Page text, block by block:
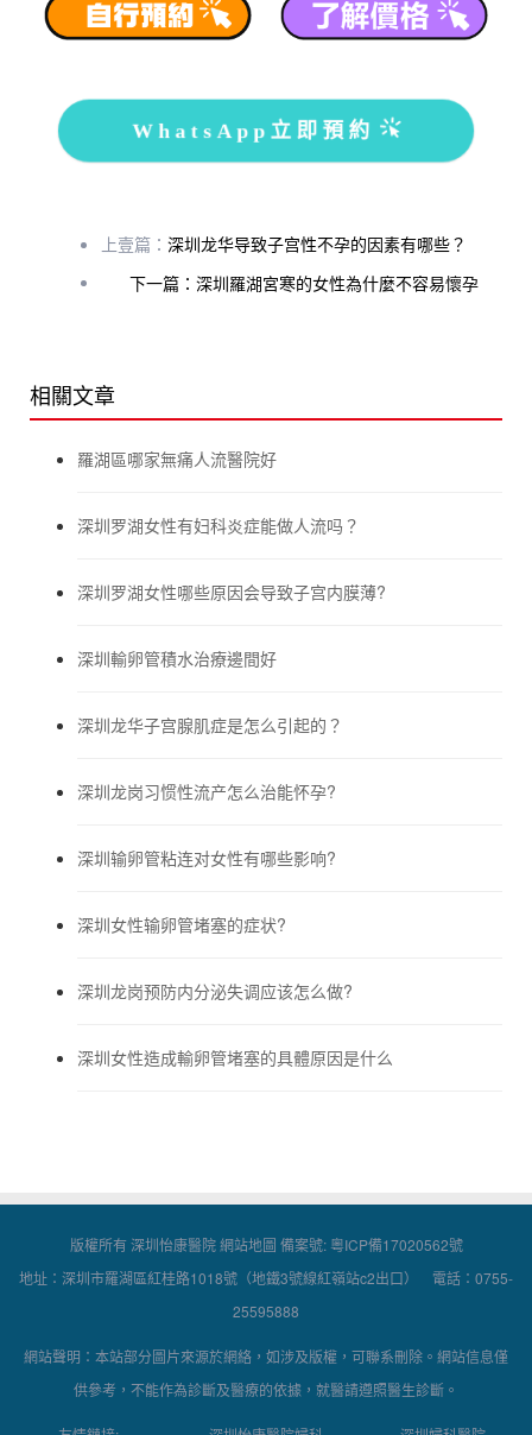
WhatsApp立即預約
上壹篇： 深圳龙华导致子宫性不孕的因素有哪些？
下一篇：深圳羅湖宮寒的女性為什麼不容易懷孕
相關文章
羅湖區哪家無痛人流醫院好
深圳罗湖女性有妇科炎症能做人流吗？
深圳罗湖女性哪些原因会导致子宫内膜薄?
深圳輸卵管積水治療邊間好
深圳龙华子宫腺肌症是怎么引起的？
深圳龙岗习惯性流产怎么治能怀孕?
深圳输卵管粘连对女性有哪些影响?
深圳女性输卵管堵塞的症状?
深圳龙岗预防内分泌失调应该怎么做?
深圳女性造成輸卵管堵塞的具體原因是什么
版權所有 深圳怡康醫院網站地圖 備案號:粵ICP備17020562號
地址：深圳市羅湖區紅桂路1018號（地鐵3號線紅嶺站c2出口） 電話：0755-
25595888
網站聲明：本站部分圖片來源於網絡，如涉及版權，可聯系刪除。網站信息僅
供參考，不能作為診斷及醫療的依據，就醫請遵照醫生診斷。